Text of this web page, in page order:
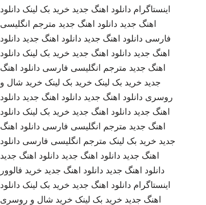
اینستاگرام دانلود اهنگ جدید خرید بک لینک دانلود
اهنگ جدید دانلود اهنگ جدید مترجم انگلیسی
فارسی دانلود اهنگ جدید دانلود اهنگ جدید دانلود
اهنگ جدید دانلود اهنگ جدید خرید بک لینک دانلود
اهنگ جدید مترجم انگلیسی فارسی دانلود اهنگ
جدید خرید بک لینک خرید بک لینک خرید شال و
روسری دانلود اهنگ جدید دانلود اهنگ جدید دانلود
اهنگ جدید دانلود اهنگ جدید خرید بک لینک دانلود
اهنگ جدید مترجم انگلیسی فارسی دانلود اهنگ
جدید خرید بک لینک مترجم انگلیسی فارسی دانلود
اهنگ جدید دانلود اهنگ جدید دانلود اهنگ جدید
دانلود اهنگ جدید دانلود اهنگ جدید خرید فالوور
اینستاگرام دانلود اهنگ جدید خرید بک لینک دانلود
اهنگ جدید خرید بک لینک خرید شال و روسری